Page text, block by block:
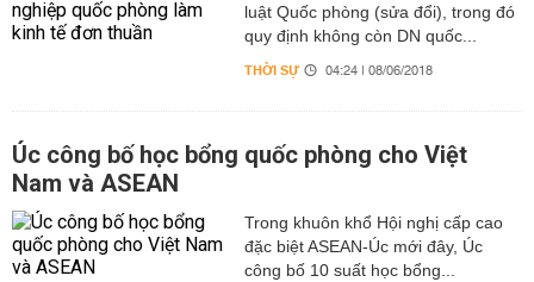
luật Quốc phòng (sửa đổi), trong đó
quy định không còn DN quốc...
THỜI SỰ 04:24 | 08/06/2018
Úc công bố học bổng quốc phòng cho Việt
Nam và ASEAN
Trong khuôn khổ Hội nghị cấp cao
đặc biệt ASEAN-Úc mới đây, Úc
công bố 10 suất học bổng...